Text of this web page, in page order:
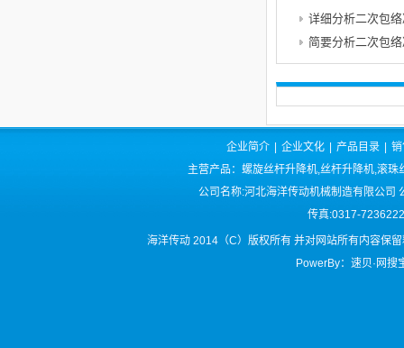
详细分析二次包
简要分析二次包
企业简介 企业文化 产品目录
主营产品：螺旋丝杆升降机,丝杆升降机,滚
公司名称:河北海洋传动机械制造有限公
传真:0317-
海洋传动 2014（C）版权所有 并对网站所有内容保
PowerBy：速贝·网搜